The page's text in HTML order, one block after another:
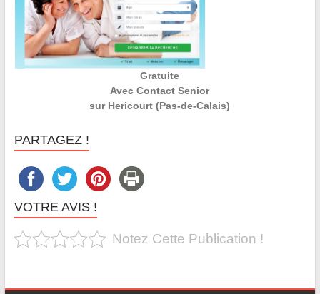
Gratuite
Avec Contact Senior
sur Hericourt (Pas-de-Calais)
PARTAGEZ !
VOTRE AVIS !
Notez Cette Publication !